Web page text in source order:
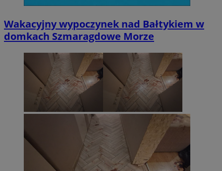
Wakacyjny wypoczynek nad Bałtykiem w
domkach Szmaragdowe Morze